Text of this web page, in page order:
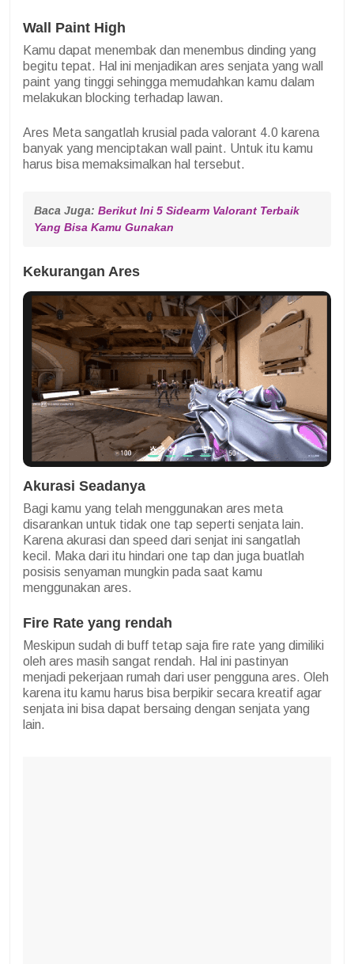
Wall Paint High
Kamu dapat menembak dan menembus dinding yang
begitu tepat. Hal ini menjadikan ares senjata yang wall
paint yang tinggi sehingga memudahkan kamu dalam
melakukan blocking terhadap lawan.
Ares Meta sangatlah krusial pada valorant 4.0 karena
banyak yang menciptakan wall paint. Untuk itu kamu
harus bisa memaksimalkan hal tersebut.
Baca Juga: Berikut Ini 5 Sidearm Valorant Terbaik
Yang Bisa Kamu Gunakan
Kekurangan Ares
Akurasi Seadanya
Bagi kamu yang telah menggunakan ares meta
disarankan untuk tidak one tap seperti senjata lain.
Karena akurasi dan speed dari senjat ini sangatlah
kecil. Maka dari itu hindari one tap dan juga buatlah
posisis senyaman mungkin pada saat kamu
menggunakan ares.
Fire Rate yang rendah
Meskipun sudah di buff tetap saja fire rate yang dimiliki
oleh ares masih sangat rendah. Hal ini pastinyan
menjadi pekerjaan rumah dari user pengguna ares. Oleh
karena itu kamu harus bisa berpikir secara kreatif agar
senjata ini bisa dapat bersaing dengan senjata yang
lain.